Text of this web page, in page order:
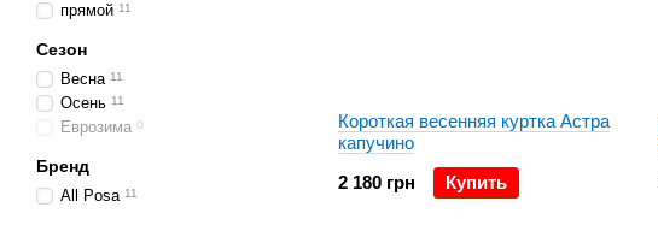
Короткая весенняя куртка Астра
капучино
2 180 грн
Купить
прямой 11
Сезон
Весна 11
Осень 11
Еврозима 0
Бренд
All Posa 11